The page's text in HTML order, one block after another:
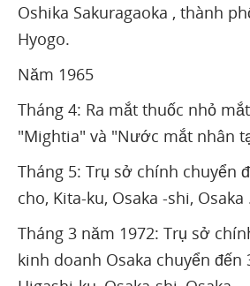
Oshika Sakuragaoka , thành
Hyogo.
Năm 1965
Tháng 4: Ra mắt thuốc nhỏ
"Mightia" và "Nước mắt nhân
Tháng 5: Trụ sở chính chuyển
cho, Kita-ku, Osaka -shi, Osaka
Tháng 3 năm 1972: Trụ sở
kinh doanh Osaka chuyển đến